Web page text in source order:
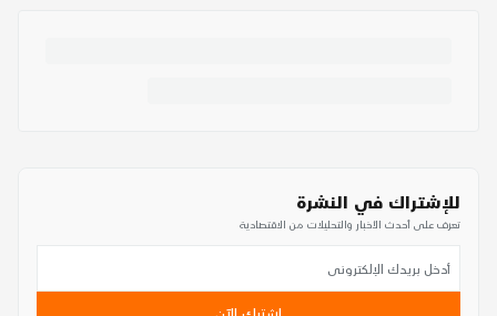
للإشتراك في النشرة
تعرف على أحدث الأخبار والتحليلات من الاقتصادية